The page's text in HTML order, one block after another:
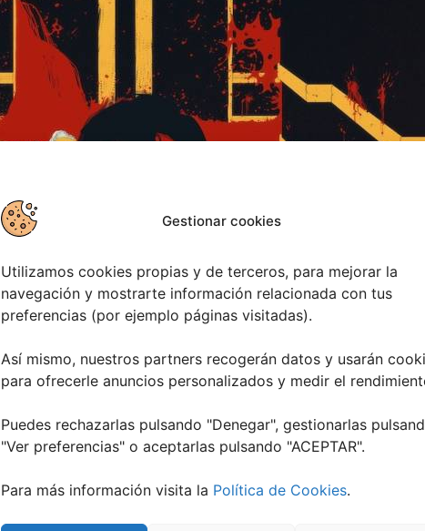
Gestionar cookies
Utilizamos cookies propias y de terceros, para mejorar la
navegación y mostrarte información relacionada con tus
preferencias (por ejemplo páginas visitadas).
Así mismo, nuestros partners recogerán datos y usarán
para ofrecerle anuncios personalizados y medir el
Puedes rechazarlas pulsando "Denegar", gestionarlas
"Ver preferencias" o aceptarlas pulsando "ACEPTAR".
Para más información visita la Política de Cookies.